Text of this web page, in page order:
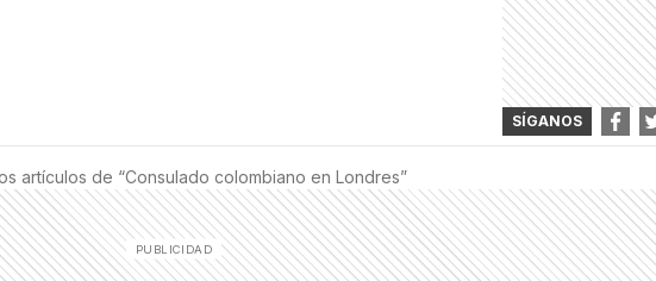
SÍGANOS
artículos de “Consulado colombiano en Londres”